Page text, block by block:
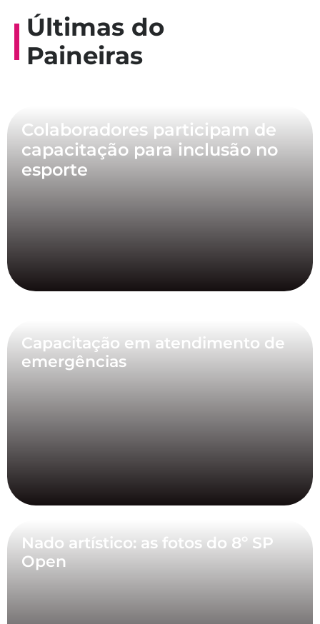
Últimas do
Paineiras
Colaboradores participam de
capacitação para inclusão no
esporte
Capacitação em atendimento de
emergências
Nado artístico: as fotos do 8º SP
Open